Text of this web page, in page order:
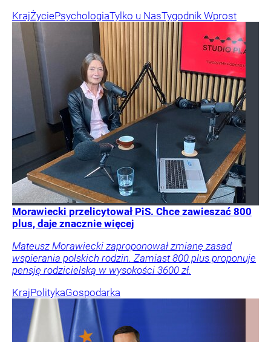
KrajŻyciePsychologiaTylko u NasTygodnik Wprost
Morawiecki przelicytował PiS. Chce zawieszać 800
plus, daje znacznie więcej
Mateusz Morawiecki zaproponował zmianę zasad
wspierania polskich rodzin. Zamiast 800 plus proponuje
pensję rodzicielską w wysokości 3600 zł.
KrajPolitykaGospodarka